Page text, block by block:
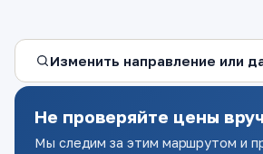
Изменить направление или
Не проверяйте цены
Мы следим за этим маршрутом и